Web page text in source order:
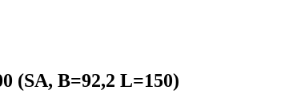
(SA, B=92,2 L=150)